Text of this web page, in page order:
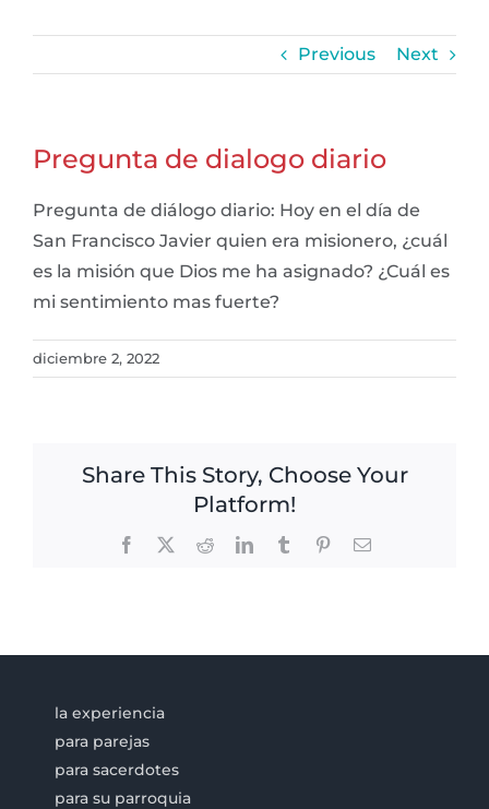
Previous Next
Pregunta de dialogo diario
Pregunta de diálogo diario: Hoy en el día de
San Francisco Javier quien era misionero, ¿cuál
es la misión que Dios me ha asignado? ¿Cuál es
mi sentimiento mas fuerte?
diciembre 2, 2022
Share This Story, Choose Your
Platform!
Facebook RedditLinkedInTumblr PinterestEmail
la experiencia
para parejas
para sacerdotes
para su parroquia